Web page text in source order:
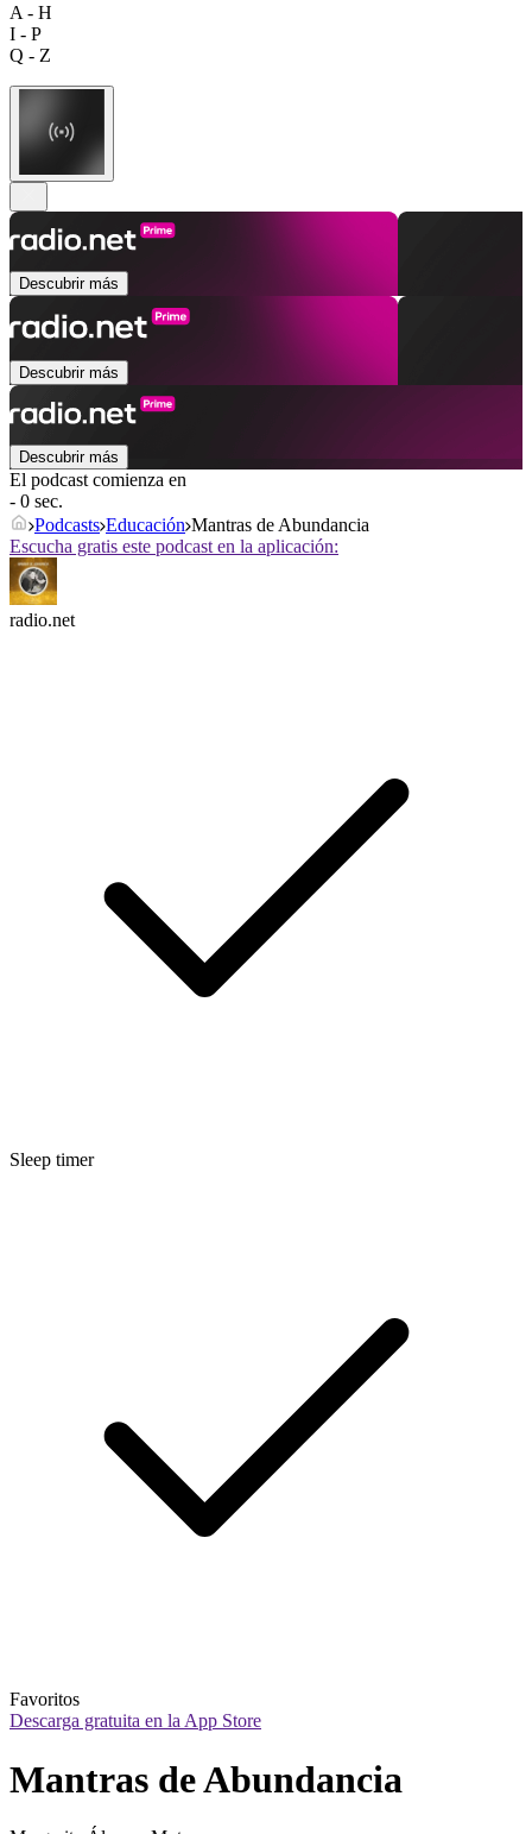
A - H
I - P
Q - Z
Descubrir más
Descubrir más
Descubrir más
El podcast comienza en
- 0 sec.
Podcasts Educación Mantras de Abundancia
Escucha gratis este podcast en la aplicación:
radio.net
Sleep timer
Favoritos
Descarga gratuita en la App Store
Mantras de Abundancia